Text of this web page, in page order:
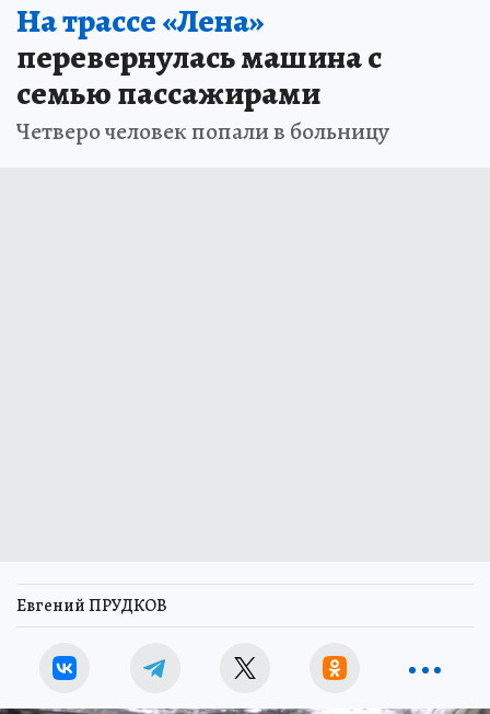
На трассе «Лена»
перевернулась машина с
семью пассажирами
Четверо человек попали в больницу
Евгений ПРУДКОВ